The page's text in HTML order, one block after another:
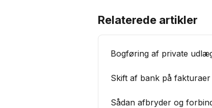
Relaterede artikler
Bogføring af private
Skift af bank på fakturaer
Sådan afbryder og